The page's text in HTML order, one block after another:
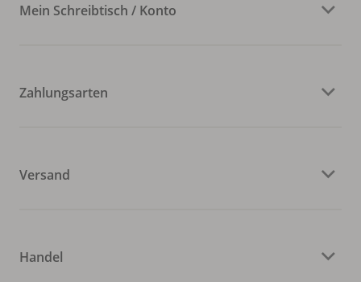
Mein Schreibtisch / Konto
Zahlungsarten
Versand
Handel